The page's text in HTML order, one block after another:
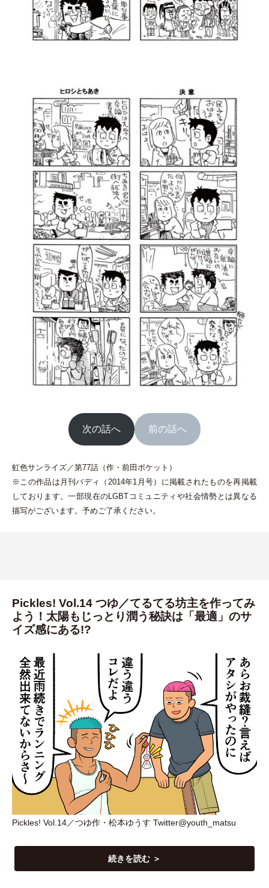
次の話へ 前の話へ
虹色サンライズ／第77話 （作 ・ 前田ポケット ）
※この作品は月刊バディ
（ 2014年1月号） に掲載されたものを再掲載
しております。一部現在のLGBTコミュニティや社会情勢とは異なる
描写がございます。予めご了承ください。
Pickles! Vol.14 つゆ／てるてる坊主を作ってみ
よう！太陽もじっとり潤う秘訣は「最適」のサ
イズ感にある!?
Pickles! Vol.14／つゆ作 ・ 松本ゆうす Twitter@youth_matsu
続きを読む ＞